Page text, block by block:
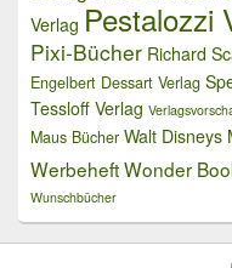
Verlag Pestalozzi
Pixi-Bücher Richard
Engelbert Dessart Verlag
Tessloff Verlag
Maus Bücher Walt Disneys
WerbeheftWonder
Wunschbücher